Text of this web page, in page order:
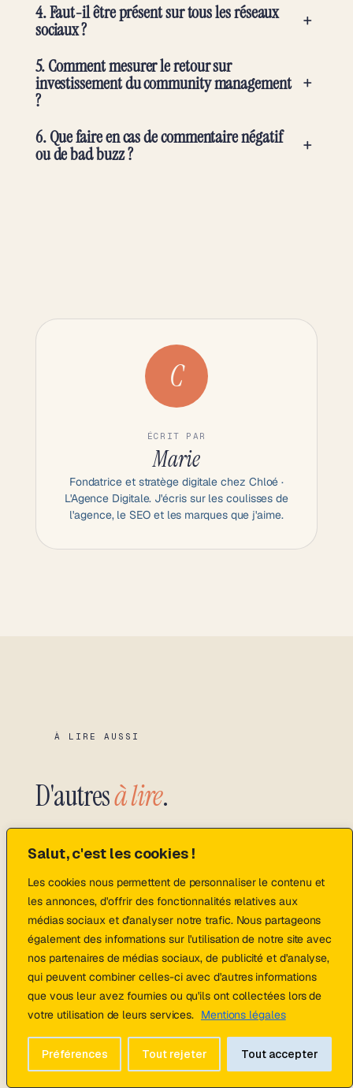
Salut, c'est les cookies !
Les cookies nous permettent de personnaliser le contenu et
les annonces, d'offrir des fonctionnalités relatives aux
médias sociaux et d'analyser notre trafic. Nous partageons
également des informations sur l'utilisation de notre site avec
nos partenaires de médias sociaux, de publicité et d'analyse,
qui peuvent combiner celles-ci avec d'autres informations
que vous leur avez fournies ou qu'ils ont collectées lors de
votre utilisation de leurs services. Mentions légales
Préférences Tout rejeter Tout accepter
4. Faut-il être présent sur tous les réseaux
sociaux ?
+
5. Comment mesurer le retour sur
investissement du community management
?
+
6. Que faire en cas de commentaire négatif
ou de bad buzz ? +
C
ÉCRIT PAR
Marie
Fondatrice et stratège digitale chez Chloé ·
L'Agence Digitale. J'écris sur les coulisses de
l'agence, le SEO et les marques que j'aime.
À LIRE AUSSI
D'autresà lire.